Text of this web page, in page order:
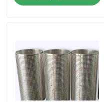
পণ্য
আমাদের সম্বন্ধে